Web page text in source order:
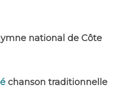
national de Côte
chanson traditionnelle